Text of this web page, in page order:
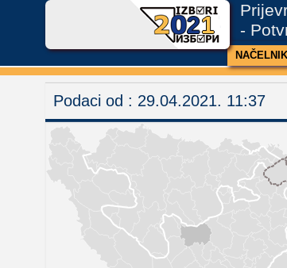
21
-
Podaci od : 29.04.2021. 11:37